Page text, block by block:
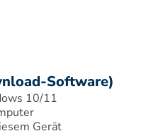
Software)
10/11
Gerät